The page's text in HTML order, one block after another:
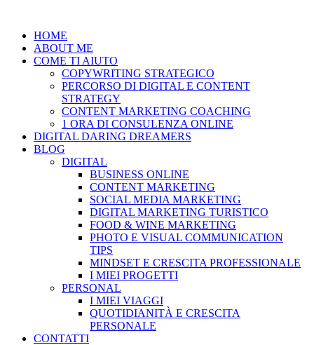
contenutoHOME
ABOUT ME
COME TI AIUTO
COPYWRITING STRATEGICO
PERCORSO DI DIGITAL E CONTENT
STRATEGY
CONTENT MARKETING COACHING
1 ORA DI CONSULENZA ONLINE
DIGITAL DARING DREAMERS
BLOG
DIGITAL
BUSINESS ONLINE
CONTENT MARKETING
SOCIAL MEDIA MARKETING
DIGITAL MARKETING TURISTICO
FOOD & WINE MARKETING
PHOTO E VISUAL COMMUNICATION
TIPS
MINDSET E CRESCITA PROFESSIONALE
I MIEI PROGETTI
PERSONAL
I MIEI VIAGGI
QUOTIDIANITÀ E CRESCITA
PERSONALE
CONTATTI